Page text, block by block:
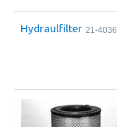
Hydraulfilter 21-4036